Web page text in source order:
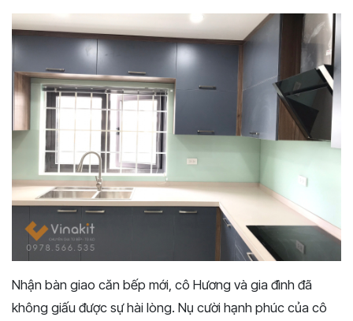
Nhận bàn giao căn bếp mới, cô Hương và gia đình đã
không giấu được sự hài lòng. Nụ cười hạnh phúc của cô